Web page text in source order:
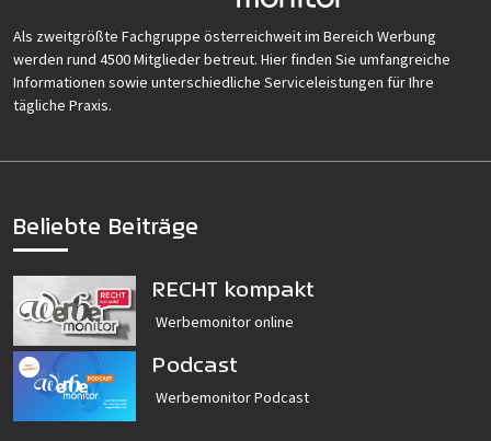
Als zweitgrößte Fachgruppe österreichweit im Bereich Werbung
werden rund 4500 Mitglieder betreut. Hier finden Sie umfangreiche
Informationen sowie unterschiedliche Serviceleistungen für Ihre
tägliche Praxis.
Beliebte Beiträge
RECHT kompakt
Werbemonitor online
Podcast
Werbemonitor Podcast